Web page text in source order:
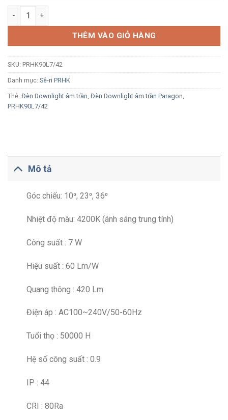
Đèn LED Downlight âm trần Paragon PRHK90L7/42 7W ánh
THÊM VÀO GIỎ HÀNG
SKU: PRHK90L7/42
Danh mục: Sê-ri PRHK
Thẻ: Đèn Downlight âm trần Đèn Downlight âm trần Paragon
PRHK90L7/42
Mô tả
Góc chiếu: 10⁰, 23⁰, 36⁰
Nhiệt độ màu: 4200K (ánh sáng trung tính)
Công suất : 7 W
Hiệu suất : 60 Lm/W
Quang thông : 420 Lm
Điện áp : AC100~240V/50-60Hz
Tuổi thọ : 50000 H
Hệ số công suất : 0.9
IP : 44
CRI : 80Ra